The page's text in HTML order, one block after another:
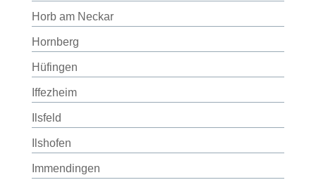
Horb am Neckar
Hornberg
Hüfingen
Iffezheim
Ilsfeld
Ilshofen
Immendingen